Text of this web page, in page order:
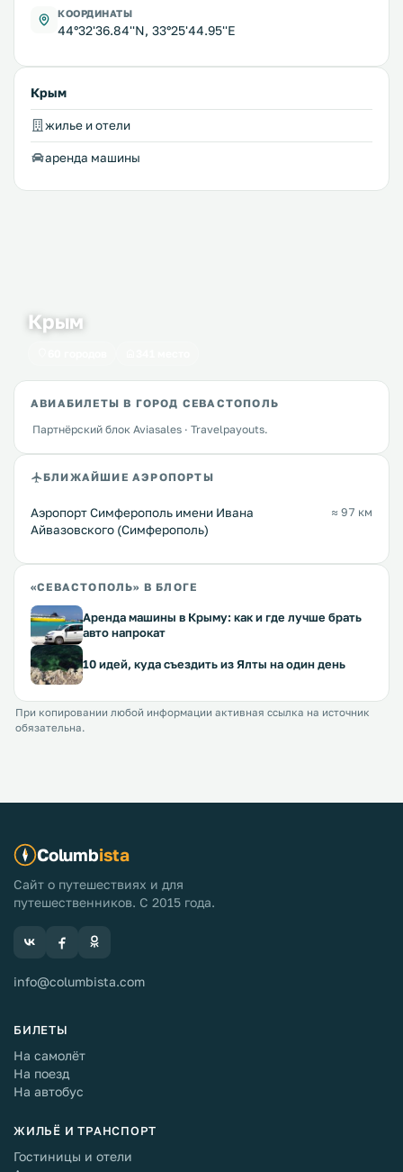
КООРДИНАТЫ
44°32'36.84''N, 33°25'44.95''E
Крым
жилье и отели
аренда машины
Крым
АВИАБИЛЕТЫ В ГОРОД СЕВАСТОПОЛЬ
Партнёрский блок Aviasales · Travelpayouts.
БЛИЖАЙШИЕ АЭРОПОРТЫ
Аэропорт Симферополь имени Ивана
Айвазовского (Симферополь)
≈ 97 км
«СЕВАСТОПОЛЬ» В БЛОГЕ
Аренда машины в Крыму: как и где лучше брать
авто напрокат
10 идей, куда съездить из Ялты на один день
При копировании любой информации активная ссылка на источник
обязательна.
Columbista
Сайт о путешествиях и для
путешественников. С 2015 года.
info@columbista.com
БИЛЕТЫ
На самолёт
На поезд
На автобус
ЖИЛЬЁ И ТРАНСПОРТ
Гостиницы и отели